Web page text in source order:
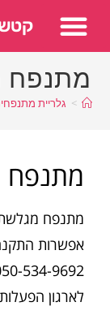
לתוכן
> גלריית
מתנפח
אפשרות
לארגון